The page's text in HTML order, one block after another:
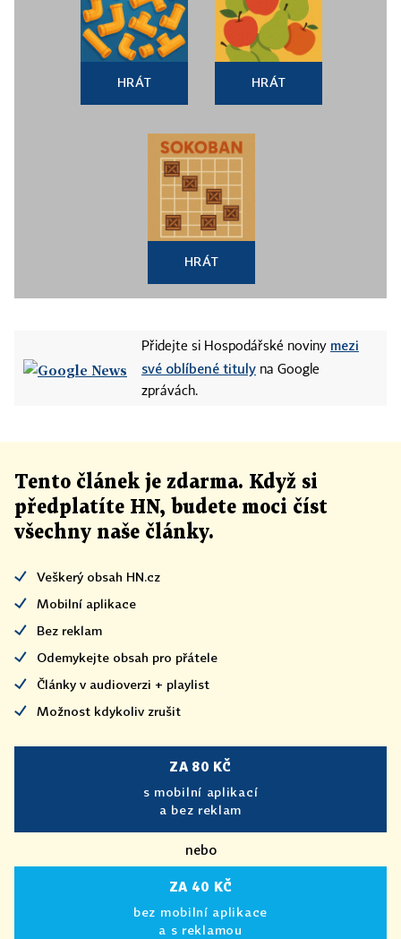
HRÁT HRÁT
HRÁT
Přidejte si Hospodářské noviny mezi
své oblíbené tituly na Google
zprávách.
Tento článek je zdarma. Když si
předplatíte HN, budete moci číst
všechny naše články.
Veškerý obsah HN.cz
Mobilní aplikace
Bez reklam
Odemykejte obsah pro přátele
Články v audioverzi + playlist
Možnost kdykoliv zrušit
ZA 80 KČ
s mobilní aplikací
a bez reklam
nebo
ZA 40 KČ
bez mobilní aplikace
a s reklamou